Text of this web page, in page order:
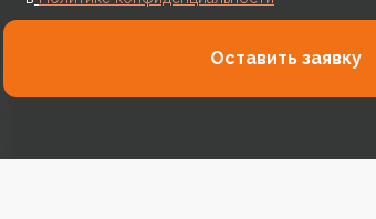
Оставить заявку